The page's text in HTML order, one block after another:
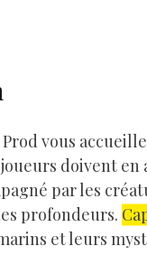
vous
doivent
par les
profondeurs.
et leurs